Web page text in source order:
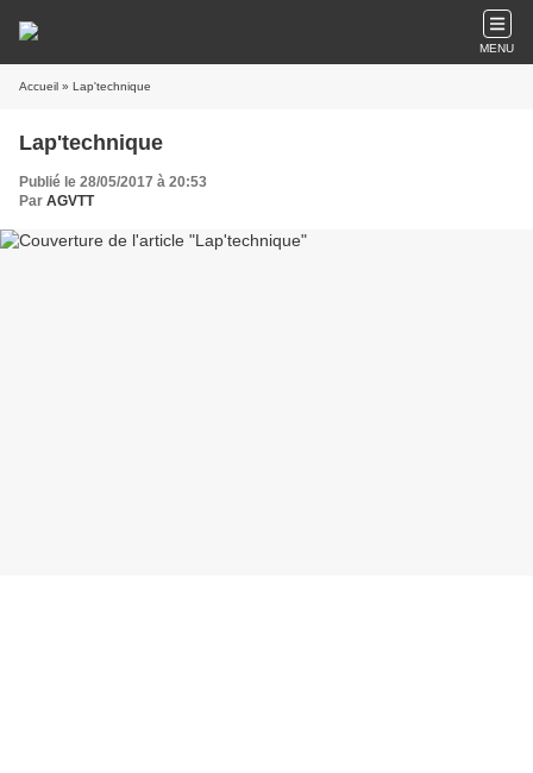
MENU
Accueil » Lap'technique
Lap'technique
Publié le 28/05/2017 à 20:53
Par AGVTT